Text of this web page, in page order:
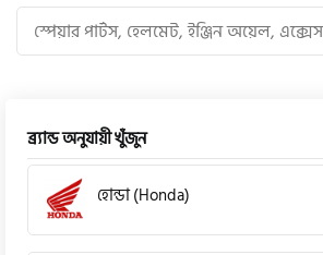
ব্র্যান্ড অনুযায়ী খুঁজুন
হোন্ডা (Honda)